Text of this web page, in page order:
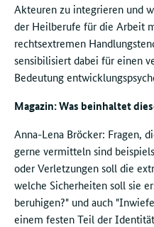
Akteuren zu integrieren und
der Heilberufe für die Arbeit
rechtsextremen
sensibilisiert dabei für einen
Bedeutung
Magazin: Was beinhaltet
Anna-Lena Bröcker: Fragen,
gerne vermitteln sind
oder Verletzungen soll die
welche Sicherheiten soll sie
beruhigen?" und auch
einem festen Teil der